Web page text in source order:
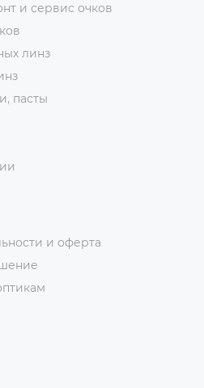
и сервис очков
линз
пасты
и оферта